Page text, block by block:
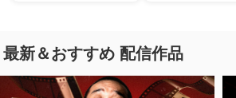
最新＆おすすめ 配信作品